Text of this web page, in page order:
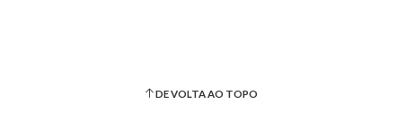
DE VOLTA AO TOPO